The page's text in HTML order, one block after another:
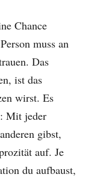
Chance
muss an
Das
ist das
wirst. Es
Mit jeder
gibst,
auf. Je
du aufbaust,